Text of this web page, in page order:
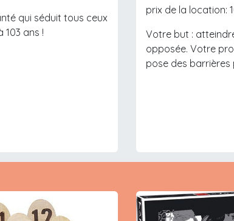
qui séduit tous ceux
103 ans !
prix de la location:
Votre but :
opposée. Votre
pose des barrières